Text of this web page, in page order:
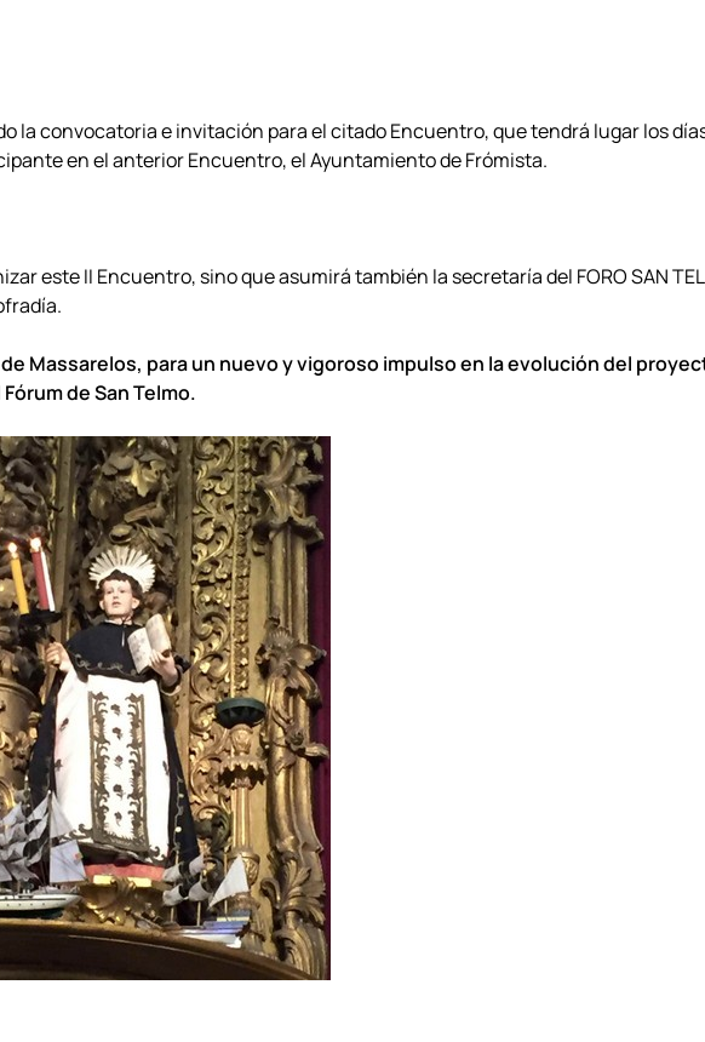
convocatoria e invitación para el citado Encuentro, que tendrá lugar los
en el anterior Encuentro, el Ayuntamiento de Frómista.
este II Encuentro, sino que asumirá también la secretaría del FORO SAN
Massarelos, para un nuevo y vigoroso impulso en la evolución del
de San Telmo.